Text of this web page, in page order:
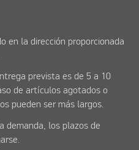
en la dirección proporcionada
prevista es de 5 a 10
de artículos agotados o
pueden ser más largos.
demanda, los plazos de